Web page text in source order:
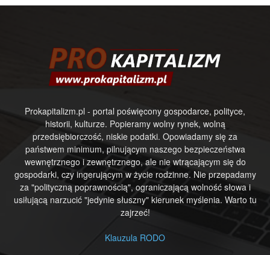
Prokapitalizm.pl - portal poświęcony gospodarce, polityce,
historii, kulturze. Popieramy wolny rynek, wolną
przedsiębiorczość, niskie podatki. Opowiadamy się za
państwem minimum, pilnującym naszego bezpieczeństwa
wewnętrznego i zewnętrznego, ale nie wtrącającym się do
gospodarki, czy ingerującym w życie rodzinne. Nie przepadamy
za "polityczną poprawnością", ograniczającą wolność słowa i
usiłującą narzucić "jedynie słuszny" kierunek myślenia. Warto tu
zajrzeć!
Klauzula RODO